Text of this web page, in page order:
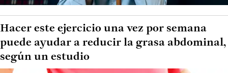
Hacer este ejercicio una vez por semana
puede ayudar a reducir la grasa abdominal,
según un estudio